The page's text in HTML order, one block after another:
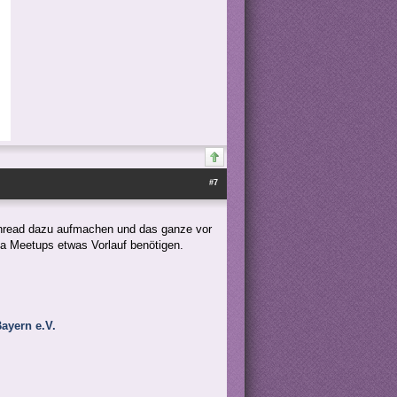
#7
dazu aufmachen und das ganze vor
Meetups etwas Vorlauf benötigen.
e.V.